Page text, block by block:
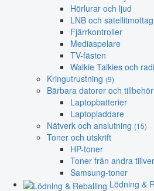
Hörlurar och ljud
LNB och
Fjärrkontroller
Mediaspelare
TV-fästen
Walkie Talkies och
Kringutrustning (9)
Bärbara datorer och tillbehör
Laptopbatterier
Laptopladdare
Nätverk och anslutning (15)
Toner och utskrift
HP-toner
Toner från andra
Samsung-toner
Lödning &